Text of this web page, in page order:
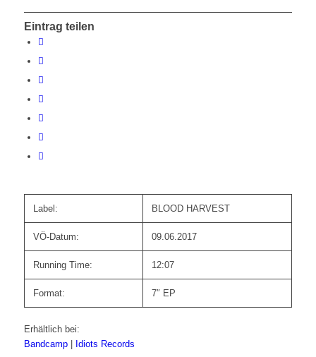
Eintrag teilen
Label: BLOOD HARVEST
VÖ-Datum: 09.06.2017
Running Time: 12:07
Format: 7″ EP
Erhältlich bei:
Bandcamp| Idiots Records